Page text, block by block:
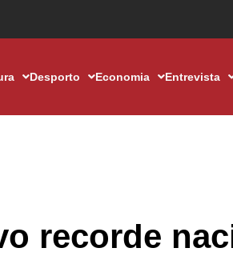
Desporto Economia Entrevista
recorde